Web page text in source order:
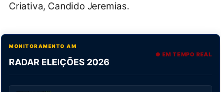
Criativa, Candido Jeremias.
MONITORAMENTO AM
RADAR ELEIÇÕES 2026
● EM TEMPO REAL